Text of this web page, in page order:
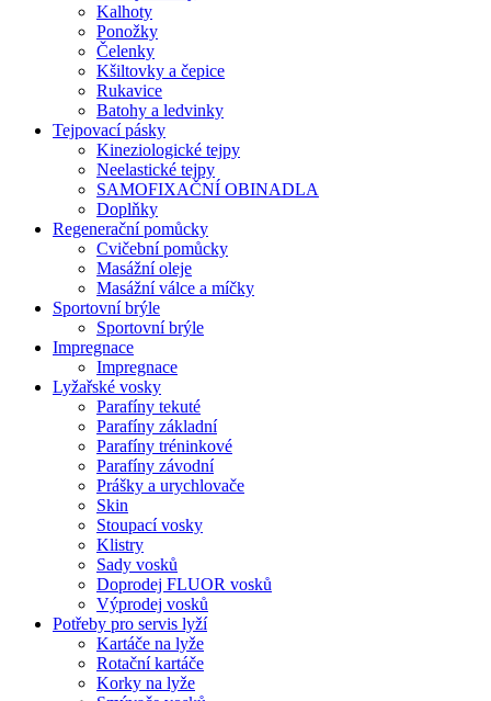
Kalhoty
Ponožky
Čelenky
Kšiltovky a čepice
Rukavice
Batohy a ledvinky
Tejpovací pásky
Kineziologické tejpy
Neelastické tejpy
SAMOFIXAČNÍ OBINADLA
Doplňky
Regenerační pomůcky
Cvičební pomůcky
Masážní oleje
Masážní válce a míčky
Sportovní brýle
Sportovní brýle
Impregnace
Impregnace
Lyžařské vosky
Parafíny tekuté
Parafíny základní
Parafíny tréninkové
Parafíny závodní
Prášky a urychlovače
Skin
Stoupací vosky
Klistry
Sady vosků
Doprodej FLUOR vosků
Výprodej vosků
Potřeby pro servis lyží
Kartáče na lyže
Rotační kartáče
Korky na lyže